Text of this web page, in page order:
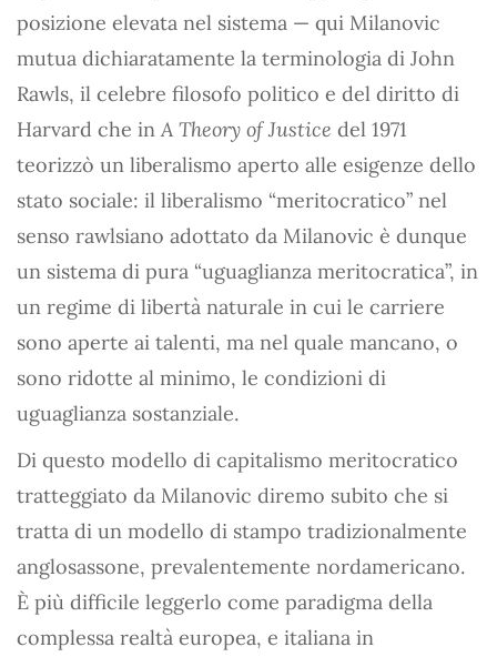
posizione elevata nel sistema — qui Milanovic
mutua dichiaratamente la terminologia di John
Rawls, il celebre filosofo politico e del diritto di
Harvard che in A Theory of Justice del 1971
teorizzò un liberalismo aperto alle esigenze dello
stato sociale: il liberalismo “meritocratico” nel
senso rawlsiano adottato da Milanovic è dunque
un sistema di pura “uguaglianza meritocratica”, in
un regime di libertà naturale in cui le carriere
sono aperte ai talenti, ma nel quale mancano, o
sono ridotte al minimo, le condizioni di
uguaglianza sostanziale.
Di questo modello di capitalismo meritocratico
tratteggiato da Milanovic diremo subito che si
tratta di un modello di stampo tradizionalmente
anglosassone, prevalentemente nordamericano.
È più difficile leggerlo come paradigma della
complessa realtà europea, e italiana in